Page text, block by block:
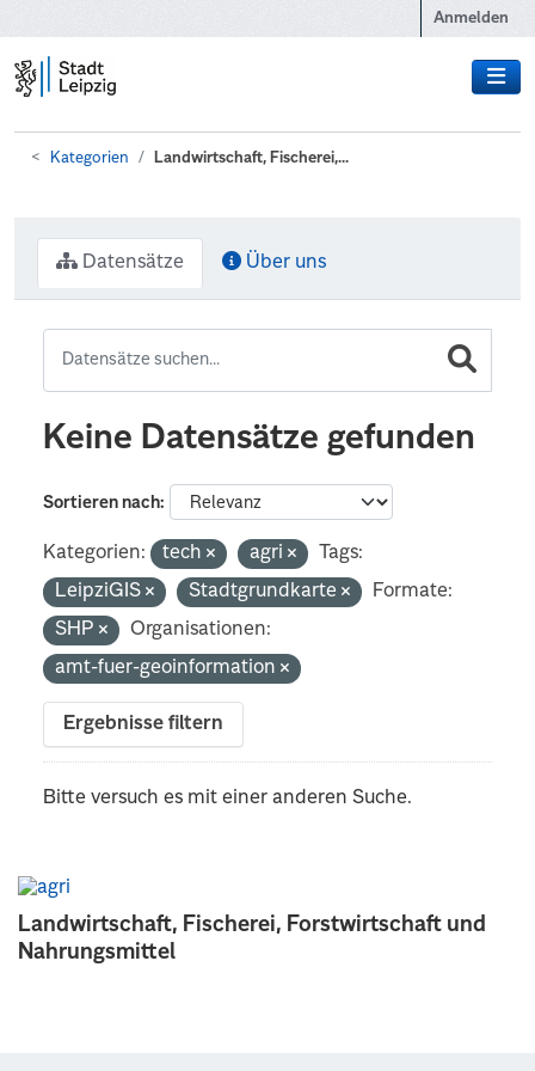
Anmelden
Kategorien Landwirtschaft, Fischerei,...
Landwirtschaft, Fischerei, Forstwirtschaft und
Nahrungsmittel
Datensätze Über uns
Keine Datensätze gefunden
Sortieren nach
Kategorien: tech agri
Tags:
LeipziGIS
Stadtgrundkarte
Formate:
SHP
Organisationen:
amt-fuer-geoinformation
Ergebnisse filtern
Bitte versuch es mit einer anderen Suche.